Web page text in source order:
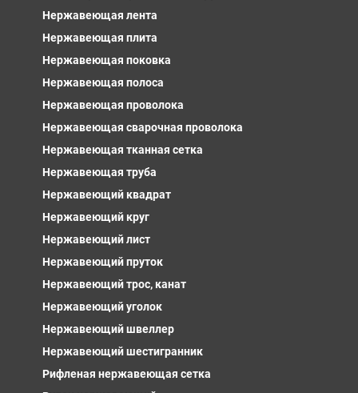
Нержавеющая лента
Нержавеющая плита
Нержавеющая поковка
Нержавеющая полоса
Нержавеющая проволока
Нержавеющая сварочная проволока
Нержавеющая тканная сетка
Нержавеющая труба
Нержавеющий квадрат
Нержавеющий круг
Нержавеющий лист
Нержавеющий пруток
Нержавеющий трос, канат
Нержавеющий уголок
Нержавеющий швеллер
Нержавеющий шестигранник
Рифленая нержавеющая сетка